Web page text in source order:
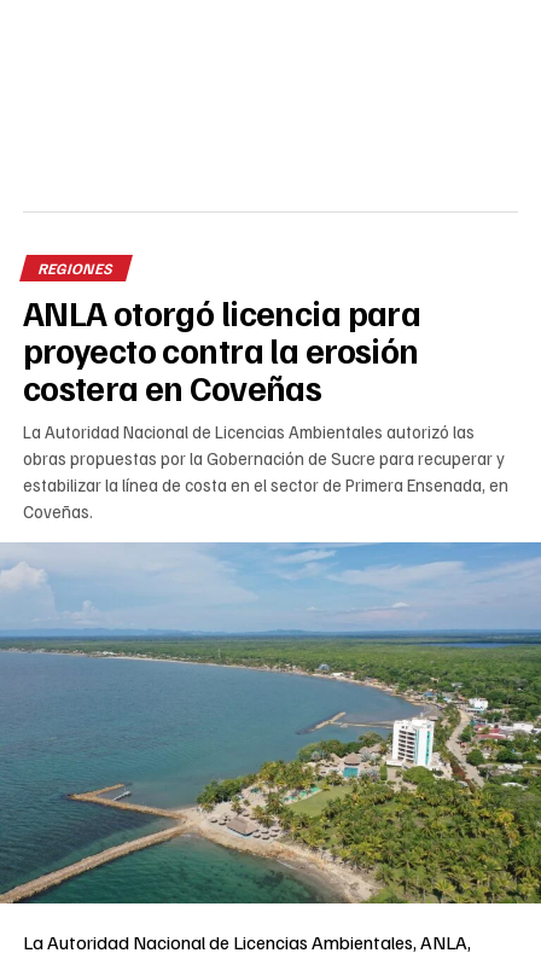
REGIONES
ANLA otorgó licencia para
proyecto contra la erosión
costera en Coveñas
La Autoridad Nacional de Licencias Ambientales autorizó las
obras propuestas por la Gobernación de Sucre para recuperar y
estabilizar la línea de costa en el sector de Primera Ensenada, en
Coveñas.
La Autoridad Nacional de Licencias Ambientales, ANLA,